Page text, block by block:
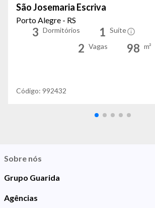
São Josemaria Escriva
Porto Alegre - RS
3 Dormitórios 1 Suíte
2 Vagas 98 m²
Código: 992432
Sobre nós
Grupo Guarida
Agências